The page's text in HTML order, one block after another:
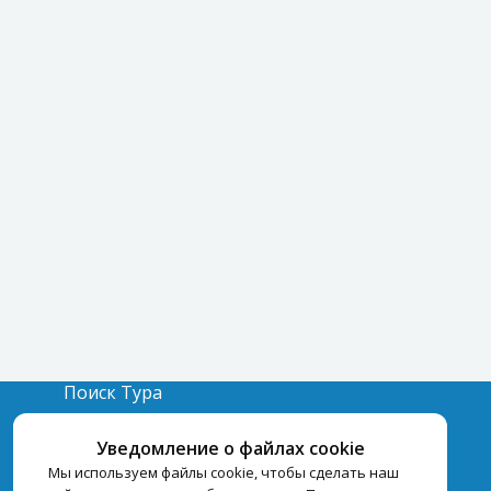
Уведомление о файлах cookie
Мы используем файлы cookie, чтобы сделать наш
Поиск Тура
Отели